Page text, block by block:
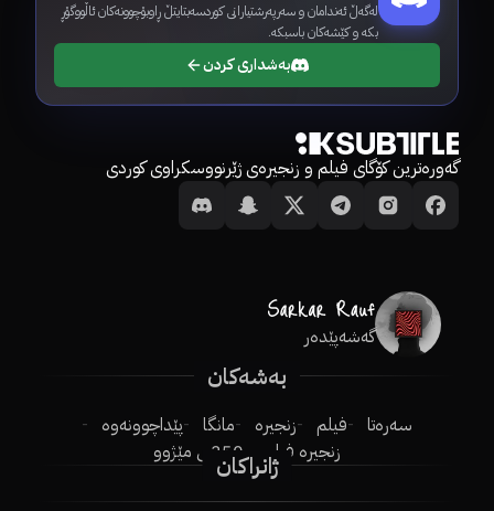
لەگەڵ ئەندامان و سەرپەرشتیارانی کوردسەبتایتڵ ڕاوبۆچوونەکان ئاڵووگۆڕ
بکە و کێشەکان باسبکە.
بەشداری کردن
گەورەترین کۆگای فیلم و زنجیرەی ژێرنووسکراوی کوردی
گەشەپێدەر
بەشەکان
سەرەتا فیلم زنجیرە مانگا
پێداچوونەوە
زنجیرە فیلم
250ـی مێژوو
ژانراکان